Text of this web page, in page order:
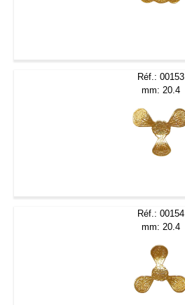
Réf.: 00153
mm: 20.4
Réf.: 00154
mm: 20.4